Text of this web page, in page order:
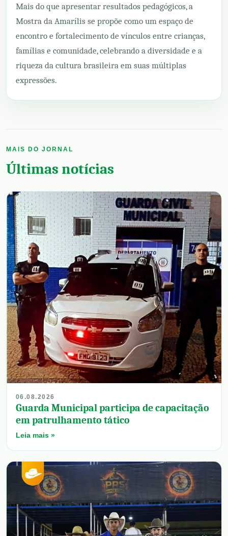
Mais do que apresentar resultados pedagógicos, a
Mostra da Amarílis se propõe como um espaço de
encontro e fortalecimento de vínculos entre crianças,
famílias e comunidade, celebrando a diversidade e a
riqueza da cultura brasileira em suas múltiplas
expressões.
MAIS DO JORNAL
Últimas notícias
06.08.2026
Guarda Municipal participa de capacitação
em patrulhamento tático
Leia mais »